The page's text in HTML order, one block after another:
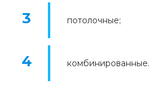
потолочные;
комбинированные.